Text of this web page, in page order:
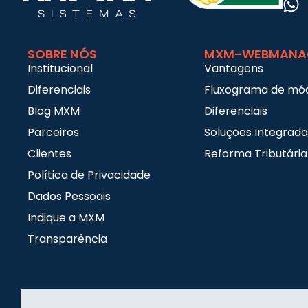
SOBRE NÓS
Institucional
Diferenciais
Blog MXM
Parceiros
Clientes
Política de Privacidade
Dados Pessoais
Indique a MXM
Transparência
MXM-
Vantagens
Fluxograma de
Diferenciais
Soluções
Reforma Tributária